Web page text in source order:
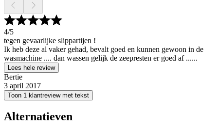
4/5
tegen gevaarlijke slippartijen !
Ik heb deze al vaker gehad, bevalt goed en kunnen gewoon in de
wasmachine .... dan wassen gelijk de zeepresten er goed af ......
Lees hele review
Bertie
3 april 2017
Toon 1 klantreview met tekst
Alternatieven